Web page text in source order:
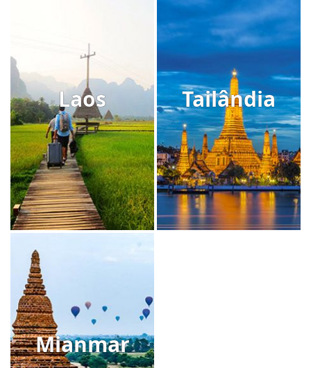
Laos Tailândia
Mianmar